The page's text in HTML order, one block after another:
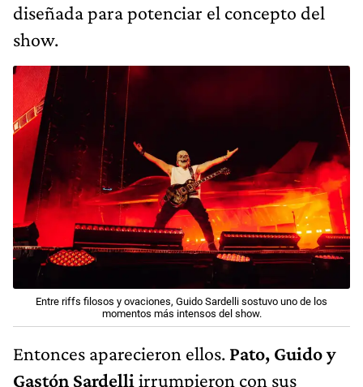
diseñada para potenciar el concepto del
show.
Entre riffs filosos y ovaciones, Guido Sardelli sostuvo uno de los
momentos más intensos del show.
Entonces aparecieron ellos. Pato, Guido y
Gastón Sardelli irrumpieron con sus